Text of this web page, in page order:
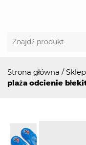
Strona główna /
plaża odcienie